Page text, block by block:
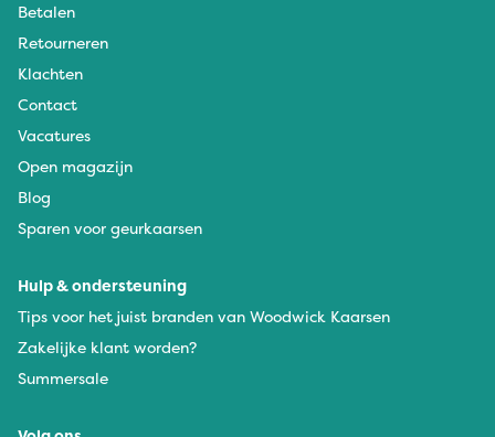
Betalen
Retourneren
Klachten
Contact
Vacatures
Open magazijn
Blog
Sparen voor geurkaarsen
Hulp & ondersteuning
Tips voor het juist branden van Woodwick Kaarsen
Zakelijke klant worden?
Summersale